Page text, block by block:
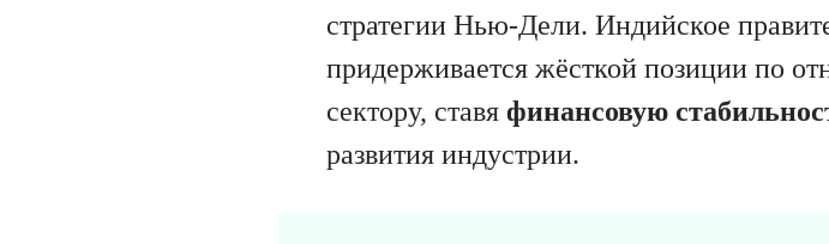
стратегии Нью-Дели. Индийское
придерживается жёсткой позиции по
сектору, ставя финансовую
развития индустрии.